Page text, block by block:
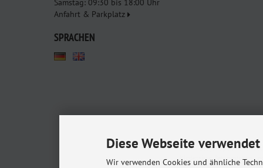
Samstag: 09:30 bis 18:00 Uhr
Anfahrt & Parkplatz
SPRACHEN
Babyshop.de - euer
Kindersitze, Babybettchen
Diese Webseite
Wir verwenden Cookies und ähnliche